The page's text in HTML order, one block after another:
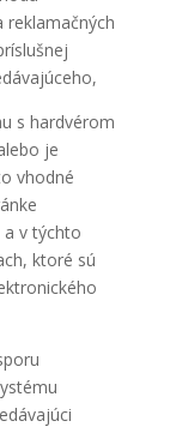
s hardvérom
je
vhodné
v týchto
ktoré sú